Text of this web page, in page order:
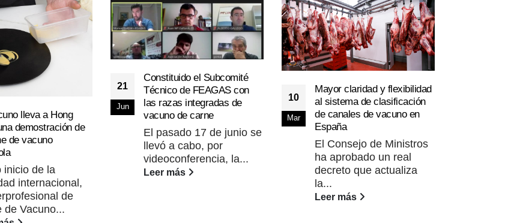
lleva a Hong
demostración de
de vacuno
inicio de la
internacional,
de
de Vacuno...
21
Jun
Constituido el Subcomité
Técnico de FEAGAS con
las razas integradas de
vacuno de carne
El pasado 17 de junio se
llevó a cabo, por
videoconferencia, la...
Leer más
10
Mar
Mayor claridad y flexibilidad
al sistema de clasificación
de canales de vacuno en
España
El Consejo de Ministros
ha aprobado un real
decreto que actualiza
la...
Leer más